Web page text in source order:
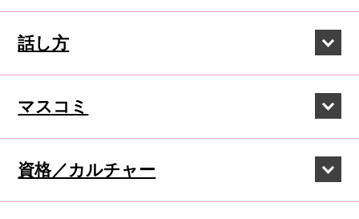
話し方
マスコミ
資格／カルチャー